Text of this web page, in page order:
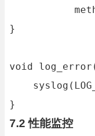
}
void
}
7.2 性能监控